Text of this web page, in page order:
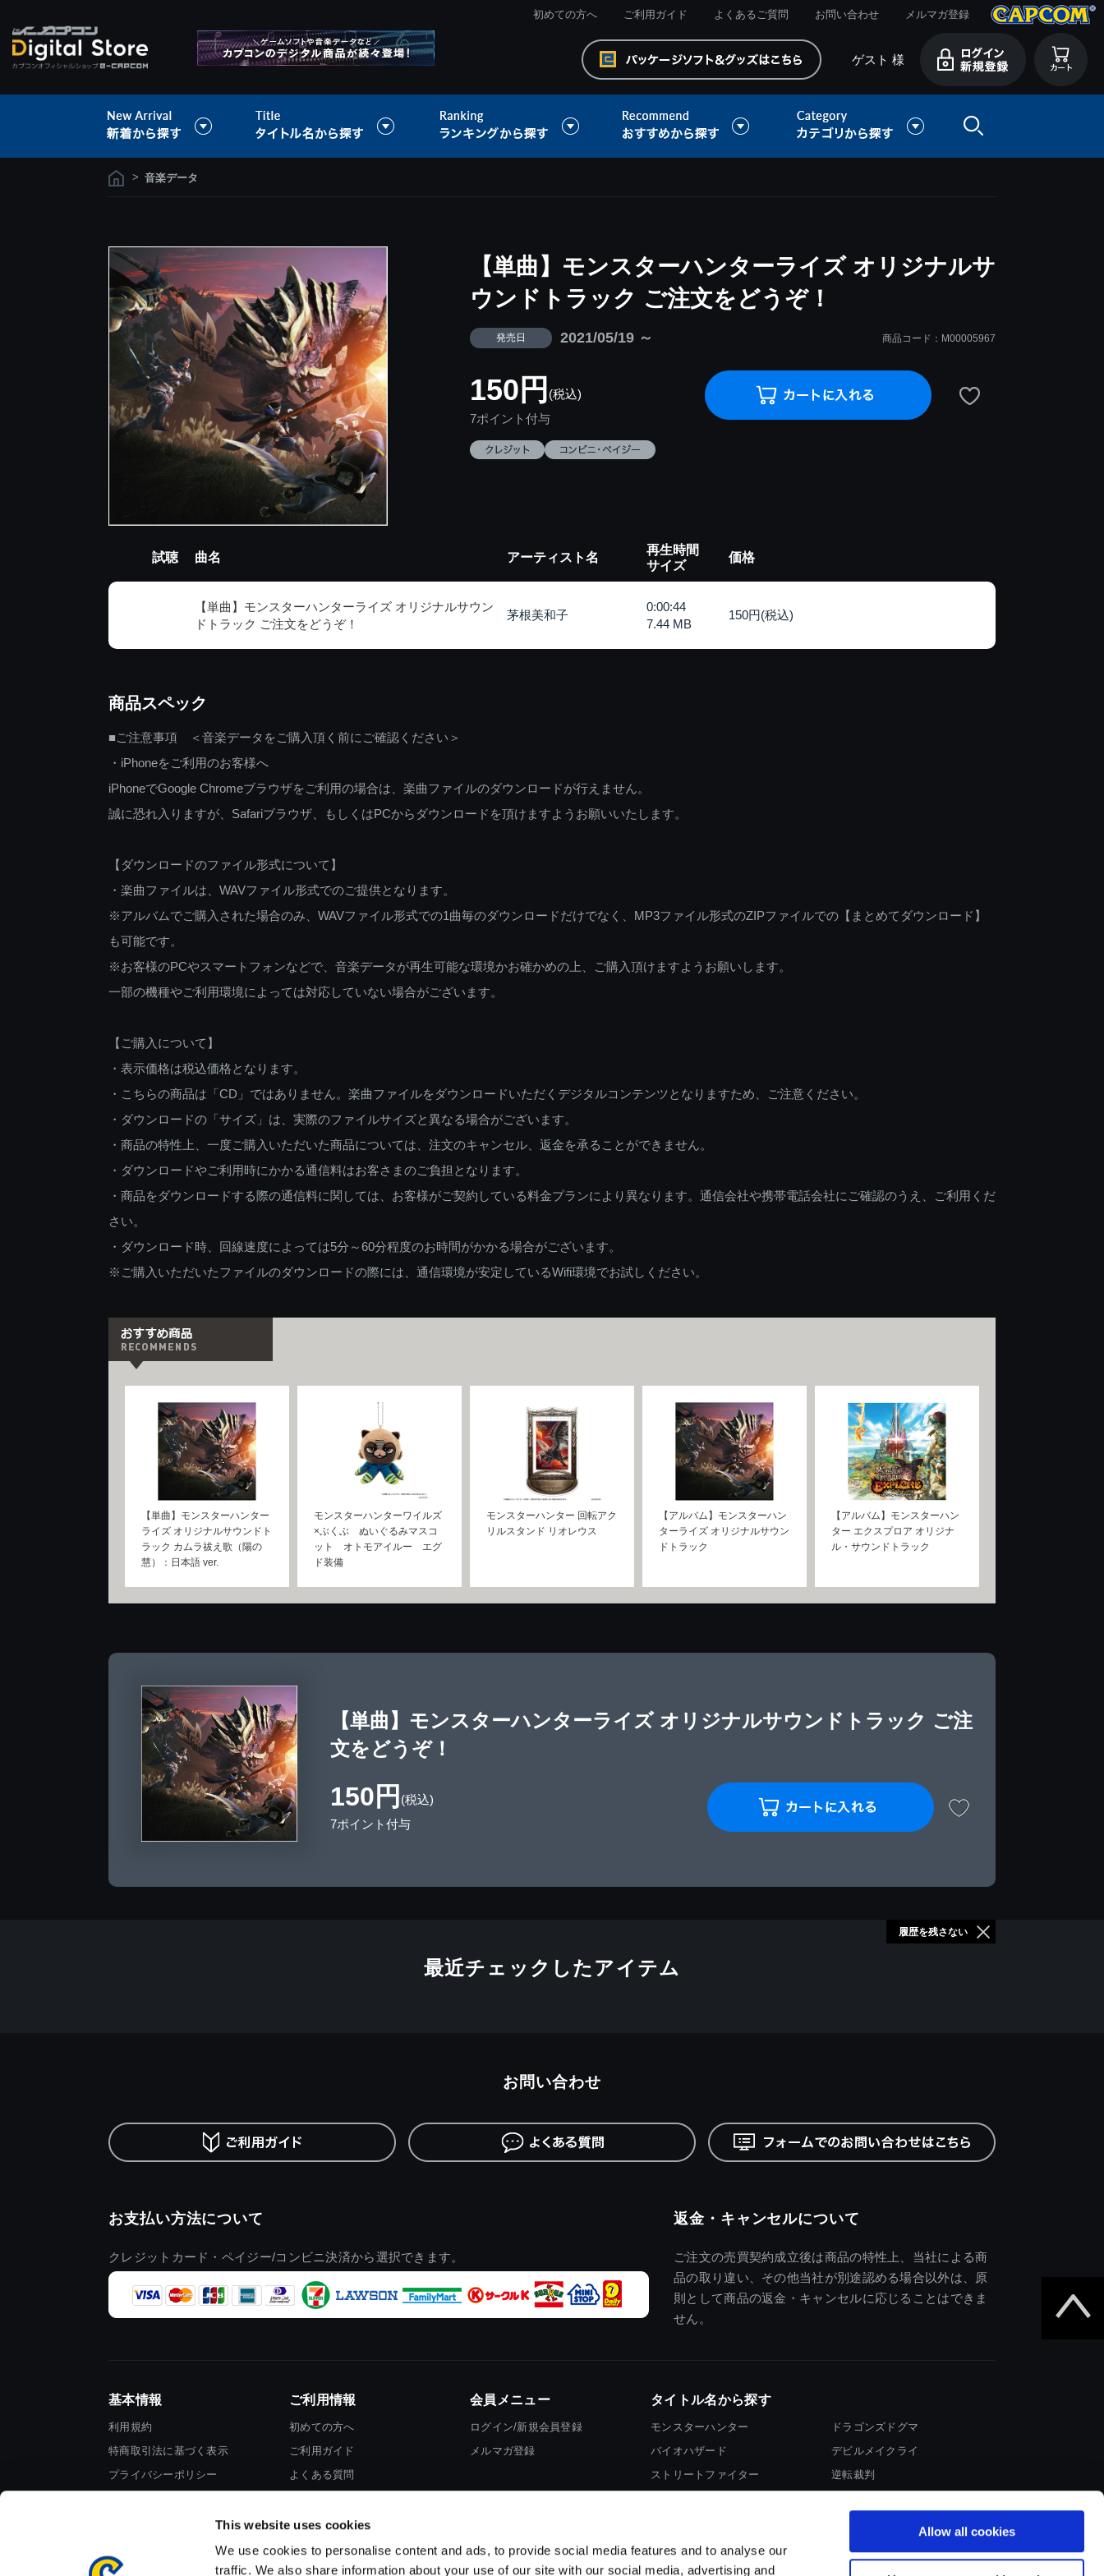
This website uses cookies
We use cookies to personalise content and ads, to provide social media features and to analyse our
traffic. We also share information about your use of our site with our social media, advertising and
Allow all cookies
初めての方へ ご利用ガイド よくあるご質問 お問い合わせ メルマガ登録
ゲスト 様
> 音楽データ
【単曲】モンスターハンターライズ オリジナルサ
ウンドトラック ご注文をどうぞ！
発売日 2021/05/19 ～ 商品コード：M00005967
150円 (税込)
7ポイント付与
試聴 曲名 アーティスト名
再生時間
サイズ
価格
【単曲】モンスターハンターライズ オリジナルサウン
ドトラック ご注文をどうぞ！
茅根美和子
0:00:44
7.44 MB
150円(税込)
商品スペック
■ご注意事項 ＜音楽データをご購入頂く前にご確認ください＞
・iPhoneをご利用のお客様へ
iPhoneでGoogle Chromeブラウザをご利用の場合は、楽曲ファイルのダウンロードが行えません。
誠に恐れ入りますが、Safariブラウザ、もしくはPCからダウンロードを頂けますようお願いいたします。
【ダウンロードのファイル形式について】
・楽曲ファイルは、WAVファイル形式でのご提供となります。
※アルバムでご購入された場合のみ、WAVファイル形式での1曲毎のダウンロードだけでなく、MP3ファイル形式のZIPファイルでの【まとめてダウンロード】
も可能です。
※お客様のPCやスマートフォンなどで、音楽データが再生可能な環境かお確かめの上、ご購入頂けますようお願いします。
一部の機種やご利用環境によっては対応していない場合がございます。
【ご購入について】
・表示価格は税込価格となります。
・こちらの商品は「CD」ではありません。楽曲ファイルをダウンロードいただくデジタルコンテンツとなりますため、ご注意ください。
・ダウンロードの「サイズ」は、実際のファイルサイズと異なる場合がございます。
・商品の特性上、一度ご購入いただいた商品については、注文のキャンセル、返金を承ることができません。
・ダウンロードやご利用時にかかる通信料はお客さまのご負担となります。
・商品をダウンロードする際の通信料に関しては、お客様がご契約している料金プランにより異なります。通信会社や携帯電話会社にご確認のうえ、ご利用くだ
さい。
・ダウンロード時、回線速度によっては5分～60分程度のお時間がかかる場合がございます。
※ご購入いただいたファイルのダウンロードの際には、通信環境が安定しているWifi環境でお試しください。
【単曲】モンスターハンター
ライズ オリジナルサウンドト
ラック カムラ祓え歌（陽の
慧）：日本語 ver.
モンスターハンターワイルズ
×ぶくぶ ぬいぐるみマスコ
ット オトモアイルー エグ
ド装備
モンスターハンター 回転アク
リルスタンド リオレウス
【アルバム】モンスターハン
ターライズ オリジナルサウン
ドトラック
【アルバム】モンスターハン
ター エクスプロア オリジナ
ル・サウンドトラック
【単曲】モンスターハンターライズ オリジナルサウンドトラック ご注
文をどうぞ！
150円 (税込)
7ポイント付与
最近チェックしたアイテム
履歴を残さない
お支払い方法について
クレジットカード・ペイジー/コンビニ決済から選択できます。
返金・キャンセルについて
ご注文の売買契約成立後は商品の特性上、当社による商
品の取り違い、その他当社が別途認める場合以外は、原
則として商品の返金・キャンセルに応じることはできま
せん。
お問い合わせ
基本情報
利用規約
特商取引法に基づく表示
プライバシーポリシー
ご利用情報
初めての方へ
ご利用ガイド
よくある質問
会員メニュー
ログイン/新規会員登録
メルマガ登録
タイトル名から探す
モンスターハンター
バイオハザード
ストリートファイター
ドラゴンズドグマ
デビルメイクライ
逆転裁判